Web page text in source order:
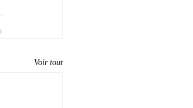
Voir tout